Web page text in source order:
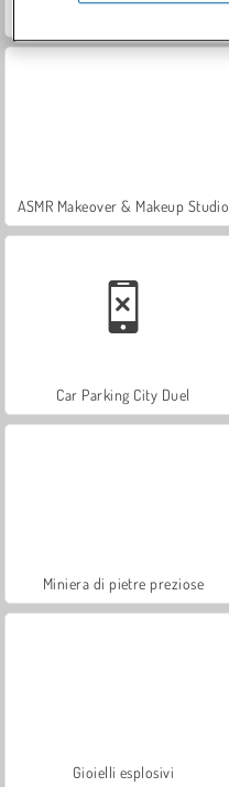
ASMR Makeover & Makeup Studio
Car Parking City Duel
Miniera di pietre preziose
Gioielli esplosivi